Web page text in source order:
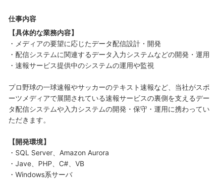
仕事内容
【具体的な業務内容】
・メディアの要望に応じたデータ配信設計・開発
・配信システムに関連するデータ入力システムなどの開発・運用
・速報サービス提供中のシステムの運用や監視
プロ野球の一球速報やサッカーのテキスト速報など、当社がスポ
ーツメディアで展開されている速報サービスの裏側を支えるデー
タ配信システムや入力システムの開発・保守・運用に携わってい
ただきます。
【開発環境】
・SQL Server、Amazon Aurora
・Jave、PHP、C#、VB
・Windows系サーバ